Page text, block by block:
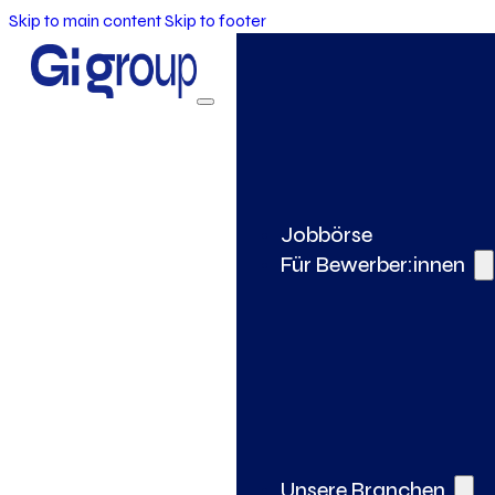
Skip to main contentSkip to footer
Jobbörse
Für Bewerber:innen